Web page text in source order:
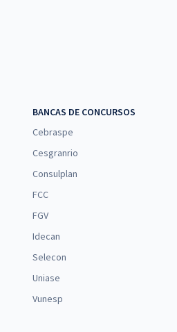
BANCAS DE CONCURSOS
Cebraspe
Cesgranrio
Consulplan
FCC
FGV
Idecan
Selecon
Uniase
Vunesp